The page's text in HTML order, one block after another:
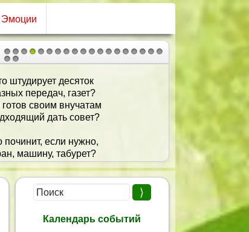
Эмоции
1 2
2021
штудирует десяток
передач, газет?
готов своим внучатам
дать совет?
починит, если нужно,
машину, табурет?
на завтрак и на ужин
скушать пять котлет?
знаем, без сомненья,
правильный ответ...
с днем рожденья!
Календарь событий